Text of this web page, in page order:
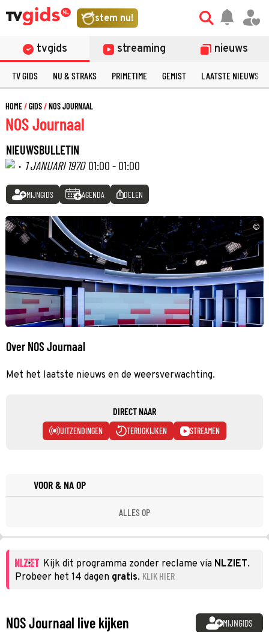
stem nu!
tvgids streaming nieuws
TV GIDS NU & STRAKS PRIMETIME GEMIST LAATSTE NIEUWS
HOME GIDS NOS JOURNAAL
NOS Journaal
NIEUWSBULLETIN
· 1 JANUARI 1970 01:00 - 01:00
MIJNGIDS AGENDA DELEN
©
Over NOS Journaal
Met het laatste nieuws en de weersverwachting.
DIRECT NAAR
UITZENDINGEN TERUGKIJKEN STREAMEN
VOOR & NA OP
ALLES OP
Kijk dit programma zonder reclame via NLZIET.
Probeer het 14 dagen gratis. KLIK HIER
NOS Journaal live kijken MIJNGIDS